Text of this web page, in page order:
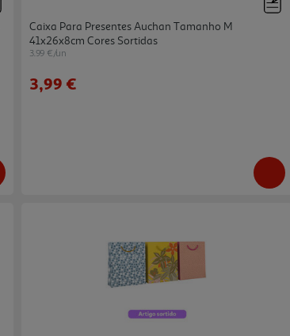
Caixa Para Presentes Auchan Tamanho M
41x26x8cm Cores Sortidas
3.99 €/un
3,99 €